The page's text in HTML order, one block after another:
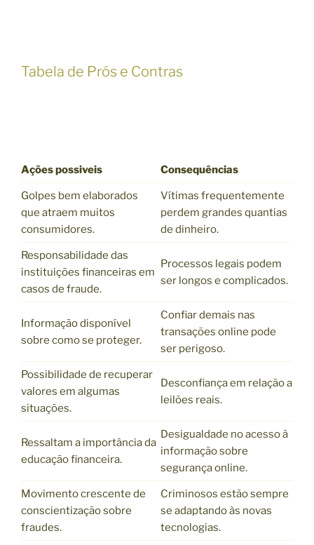
Tabela de Prós e Contras
Ações possiveis Consequências
Golpes bem elaborados
que atraem muitos
consumidores.
Vítimas frequentemente
perdem grandes quantias
de dinheiro.
Responsabilidade das
instituições financeiras em
casos de fraude.
Processos legais podem
ser longos e complicados.
Informação disponível
sobre como se proteger.
Confiar demais nas
transações online pode
ser perigoso.
Possibilidade de recuperar
valores em algumas
situações.
Desconfiança em relação a
leilões reais.
Ressaltam a importância da
educação financeira.
Desigualdade no acesso à
informação sobre
segurança online.
Movimento crescente de
conscientização sobre
fraudes.
Criminosos estão sempre
se adaptando às novas
tecnologias.